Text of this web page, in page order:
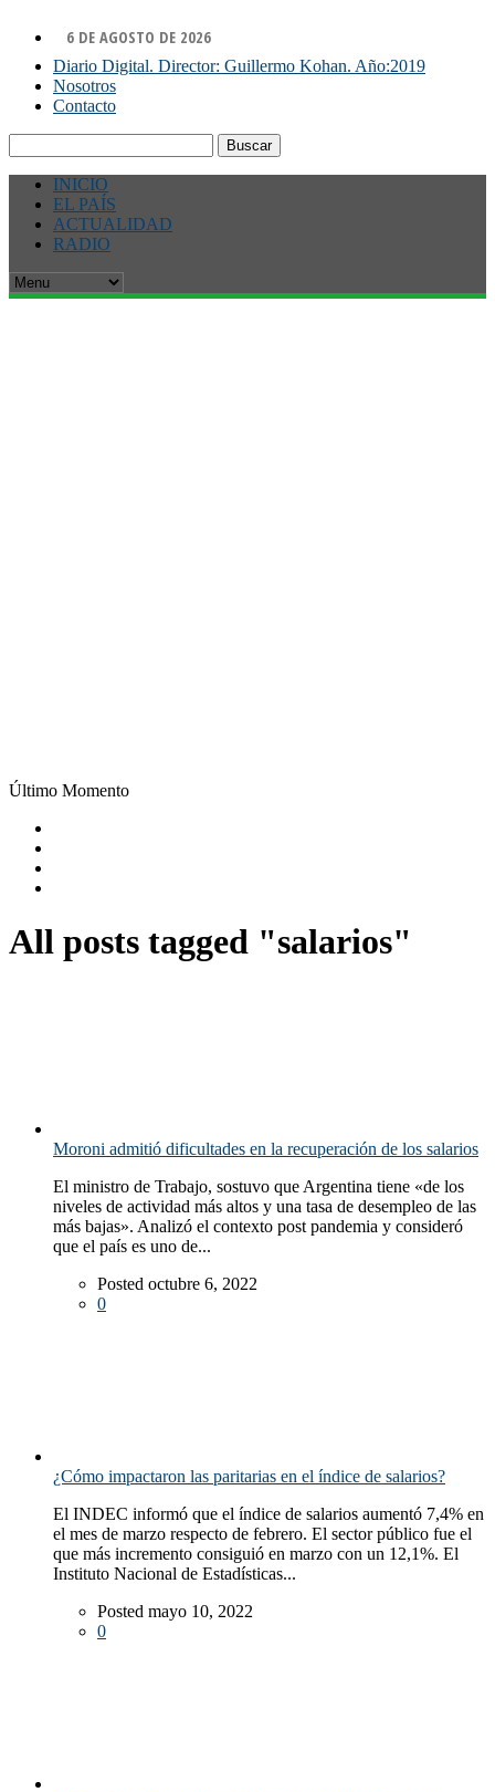
6 DE AGOSTO DE 2026
Diario Digital. Director: Guillermo Kohan. Año:2019
Nosotros
Contacto
INICIO
EL PAÍS
ACTUALIDAD
RADIO
Último Momento
All posts tagged "salarios"
Moroni admitió dificultades en la recuperación de los salarios
El ministro de Trabajo, sostuvo que Argentina tiene «de los
niveles de actividad más altos y una tasa de desempleo de las
más bajas». Analizó el contexto post pandemia y consideró
que el país es uno de...
Posted octubre 6, 2022
0
¿Cómo impactaron las paritarias en el índice de salarios?
El INDEC informó que el índice de salarios aumentó 7,4% en
el mes de marzo respecto de febrero. El sector público fue el
que más incremento consiguió en marzo con un 12,1%. El
Instituto Nacional de Estadísticas...
Posted mayo 10, 2022
0